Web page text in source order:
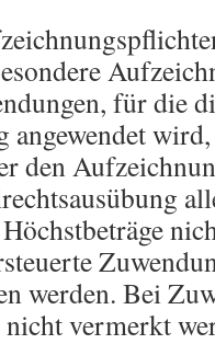
für die
angewendet
den
werden. Bei
vermerkt